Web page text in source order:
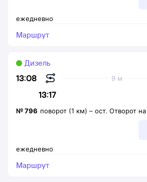
ежедневно
Маршрут
13:08
13:17
9 м
Дизель
ежедневно
№796 поворот (1 км) – ост. Отворот
Маршрут